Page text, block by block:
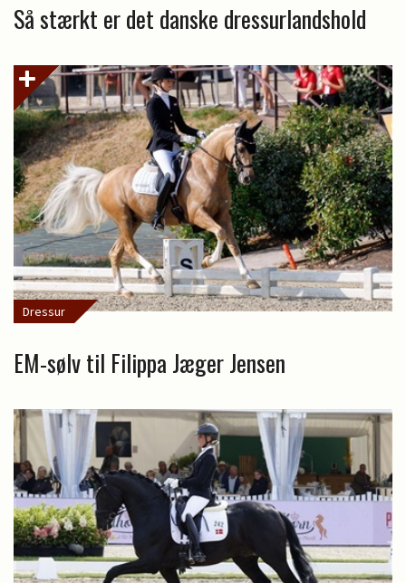
Så stærkt er det danske dressurlandshold
Dressur
EM-sølv til Filippa Jæger Jensen